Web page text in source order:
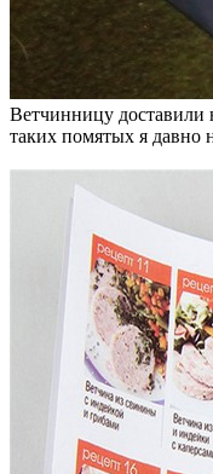
Ветчинницу доставили
таких помятых я давно